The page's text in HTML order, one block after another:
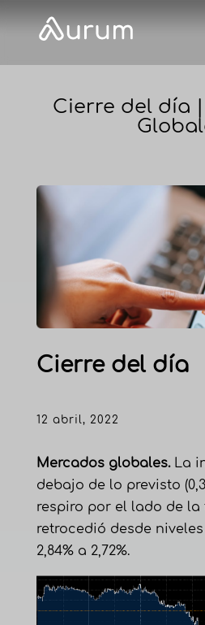
Cierre del día
Cierre del día
12 abril, 2022
Mercados globales. La
debajo de lo previsto
respiro por el lado de
retrocedió desde
2,84% a 2,72%.